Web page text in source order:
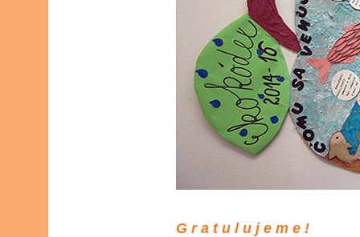
G r a t u l u j e m e !